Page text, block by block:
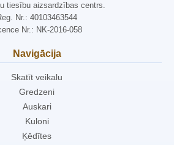
tiesību aizsardzības centrs.
Nr.: 40103463544
Nr.: NK-2016-058
Navigācija
Skatīt veikalu
Gredzeni
Auskari
Kuloni
Ķēdītes